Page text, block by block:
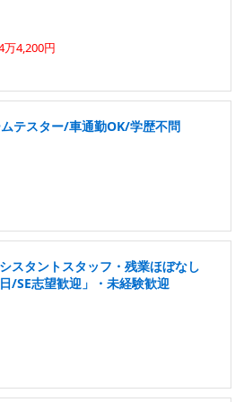
万4,200円
テスター/車通勤OK/学歴不問
スタントスタッフ・残業ほぼなし
/SE志望歓迎」・未経験歓迎